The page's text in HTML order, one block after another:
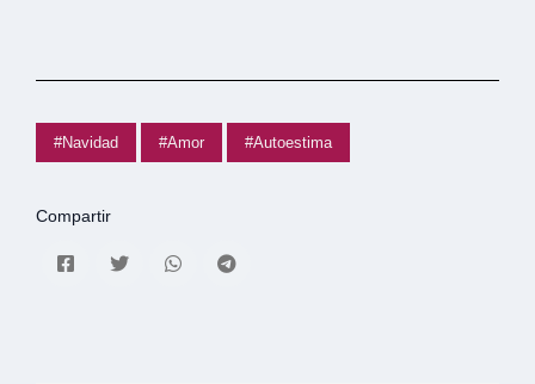
#Navidad #Amor #Autoestima
Compartir